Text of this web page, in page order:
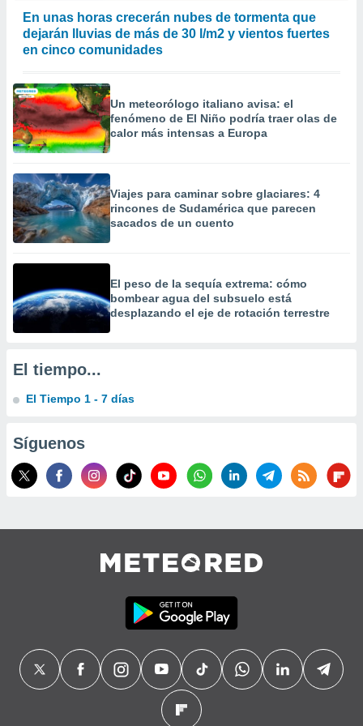
crear un
la
contenido
medir el
de la
el
de
o a través
de
de
uso de
con el
e
publicidad
En unas horas crecerán nubes de tormenta que
dejarán lluvias de más de 30 l/m2 y vientos fuertes
en cinco comunidades
Un meteorólogo italiano avisa: el
fenómeno de El Niño podría traer olas de
calor más intensas a Europa
Viajes para caminar sobre glaciares: 4
rincones de Sudamérica que parecen
sacados de un cuento
El peso de la sequía extrema: cómo
bombear agua del subsuelo está
desplazando el eje de rotación terrestre
El tiempo...
El Tiempo 1 - 7 días
Síguenos